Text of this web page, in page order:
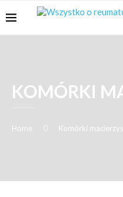
KOMÓRKI
Home Komórki